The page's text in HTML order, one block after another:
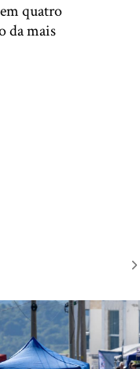
quatro
da mais